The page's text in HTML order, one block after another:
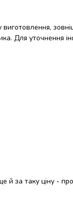
Для
й за таку ціну -